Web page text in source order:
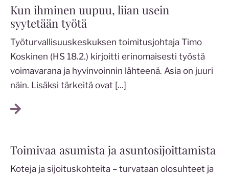
Kun ihminen uupuu, liian usein
syytetään työtä
Työturvallisuuskeskuksen toimitusjohtaja Timo
Koskinen (HS 18.2.) kirjoitti erinomaisesti työstä
voimavarana ja hyvinvoinnin lähteenä. Asia on juuri
näin. Lisäksi tärkeitä ovat [...]
Toimivaa asumista ja asuntosijoittamista
Koteja ja sijoituskohteita – turvataan olosuhteet ja